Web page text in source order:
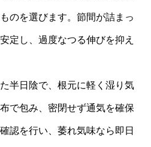
のを選びます。節間が詰まっ
定し、過度なつる伸びを抑え
半日陰で、根元に軽く湿り気
で包み、密閉せず通気を確保
認を行い、萎れ気味なら即日